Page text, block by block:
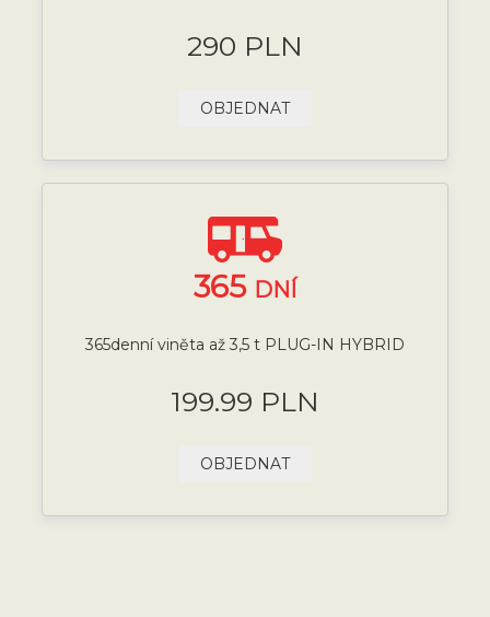
290 PLN
OBJEDNAT
365 DNÍ
365denní viněta až 3,5 t PLUG-IN HYBRID
199.99 PLN
OBJEDNAT